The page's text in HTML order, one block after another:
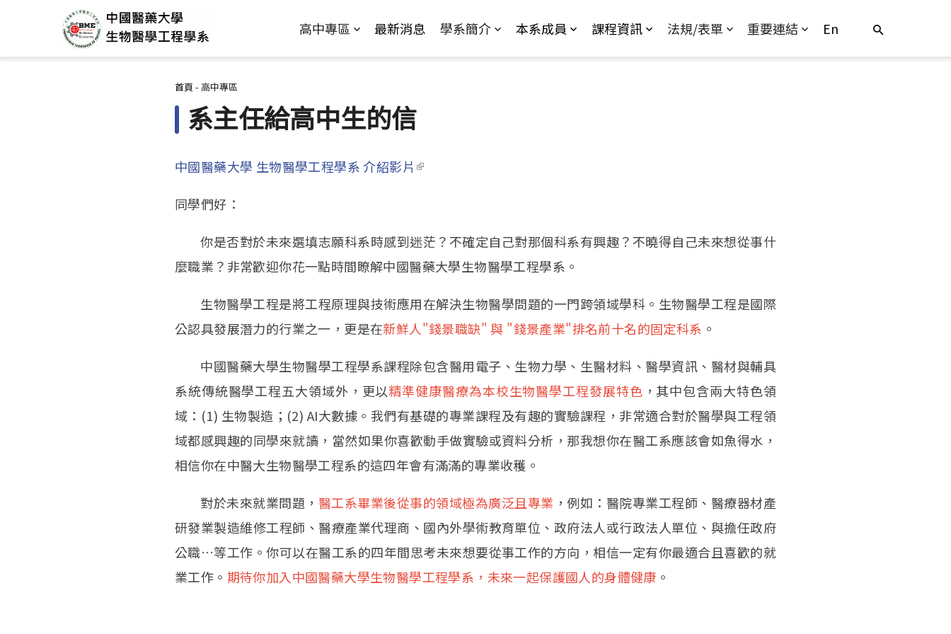
高中專區 最新消息 學系簡介 本系成員 課程資訊 法規/表單 重要連結 En
您在這裡
首頁 - 高中專區
系主任給高中生的信
中國醫藥大學 生物醫學工程學系 介紹影片 (link is external)
同學們好：
你是否對於未來選填志願科系時感到迷茫？不確定自己對那個科系有興趣？不曉得自己未來想從事什
麼職業？非常歡迎你花一點時間瞭解中國醫藥大學生物醫學工程學系。
生物醫學工程是將工程原理與技術應用在解決生物醫學問題的一門跨領域學科。生物醫學工程是國際
公認具發展潛力的行業之一，更是在新鮮人"錢景職缺" 與 "錢景產業"排名前十名的固定科系 。
中國醫藥大學生物醫學工程學系課程除包含醫用電子、生物力學、生醫材料、醫學資訊、醫材與輔具
系統傳統醫學工程五大領域外，更以精準健康醫療為本校生物醫學工程發展特色 ，其中包含兩大特色領
域：(1) 生物製造；(2) AI大數據。我們有基礎的專業課程及有趣的實驗課程，非常適合對於醫學與工程領
域都感興趣的同學來就讀，當然如果你喜歡動手做實驗或資料分析，那我想你在醫工系應該會如魚得水，
相信你在中醫大生物醫學工程系的這四年會有滿滿的專業收穫。
對於未來就業問題， 醫工系畢業後從事的領域極為廣泛且專業 ，例如：醫院專業工程師、醫療器材產
研發業製造維修工程師、醫療產業代理商、國內外學術教育單位、政府法人或行政法人單位、與擔任政府
公職…等工作。你可以在醫工系的四年間思考未來想要從事工作的方向，相信一定有你最適合且喜歡的就
業工作。 期待你加入中國醫藥大學生物醫學工程學系，未來一起保護國人的身體健康 。